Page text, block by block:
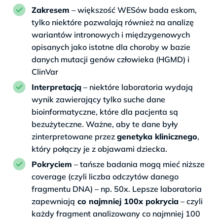
Zakresem – większość WESów bada eskom,
tylko niektóre pozwalają również na analizę
wariantów intronowych i międzygenowych
opisanych jako istotne dla choroby w bazie
danych mutacji genów człowieka (HGMD) i
ClinVar
Interpretacją – niektóre laboratoria wydają
wynik zawierający tylko suche dane
bioinformatyczne, które dla pacjenta są
bezużyteczne. Ważne, aby te dane były
zinterpretowane przez genetyka klinicznego,
który połączy je z objawami dziecka.
Pokryciem – tańsze badania mogą mieć niższe
coverage (czyli liczba odczytów danego
fragmentu DNA) – np. 50x. Lepsze laboratoria
zapewniają co najmniej 100x pokrycia – czyli
każdy fragment analizowany co najmniej 100